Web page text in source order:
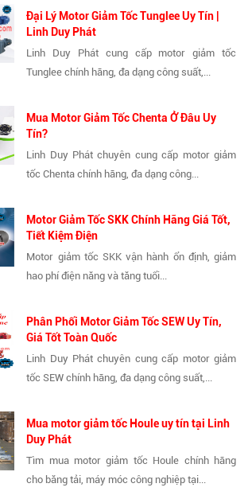
Đại Lý Motor Giảm Tốc Tunglee Uy Tín |
Linh Duy Phát
Linh Duy Phát cung cấp motor giảm tốc
Tunglee chính hãng, đa dạng công suất,...
Mua Motor Giảm Tốc Chenta Ở Đâu Uy
Tín?
Linh Duy Phát chuyên cung cấp motor giảm
tốc Chenta chính hãng, đa dạng công...
Motor Giảm Tốc SKK Chính Hãng Giá Tốt,
Tiết Kiệm Điện
Motor giảm tốc SKK vận hành ổn định, giảm
hao phí điện năng và tăng tuổi...
Phân Phối Motor Giảm Tốc SEW Uy Tín,
Giá Tốt Toàn Quốc
Linh Duy Phát chuyên cung cấp motor giảm
tốc SEW chính hãng, đa dạng công suất,...
Mua motor giảm tốc Houle uy tín tại Linh
Duy Phát
Tìm mua motor giảm tốc Houle chính hãng
cho băng tải, máy móc công nghiệp tại...